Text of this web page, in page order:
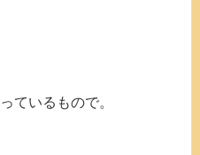
ているもので。